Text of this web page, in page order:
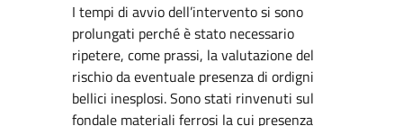
I tempi di avvio dell’intervento si sono
prolungati perché è stato necessario
ripetere, come prassi, la valutazione del
rischio da eventuale presenza di ordigni
bellici inesplosi. Sono stati rinvenuti sul
fondale materiali ferrosi la cui presenza